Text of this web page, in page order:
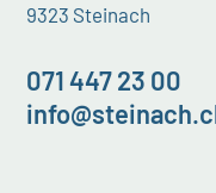
9323 Steinach
071 447 23 00